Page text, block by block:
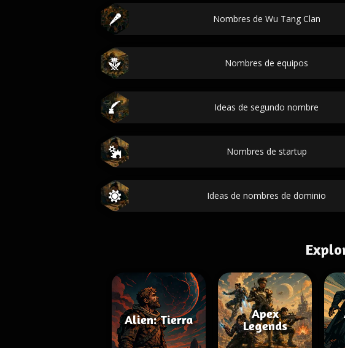
Nombres de Wu Tang Clan
Nombres de equipos
Ideas de segundo nombre
Nombres de startup
Ideas de nombres de dominio
Alien: Tierra
Apex
Legends